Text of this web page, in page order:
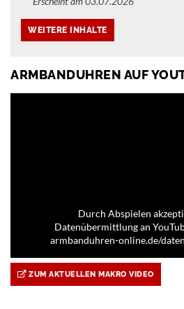
ARMBANDUHREN AUF
Durch Abspielen
Datenübermittlung an
armbanduhren-online.de/
ZUM AKTUELLEN MAKRO VIDEO